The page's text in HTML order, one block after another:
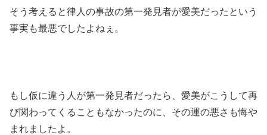
そう考えると律人の事故の第一発見者が愛美だったという
事実も最悪でしたよねぇ。
もし仮に違う人が第一発見者だったら、愛美がこうして再
び関わってくることもなかったのに、その運の悪さも悔や
まれましたよ。